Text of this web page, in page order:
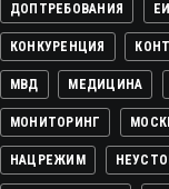
ДОПТРЕБОВАНИЯ
КОНКУРЕНЦИЯ
МВД МЕДИЦИНА
МОНИТОРИНГ
НАЦРЕЖИМ